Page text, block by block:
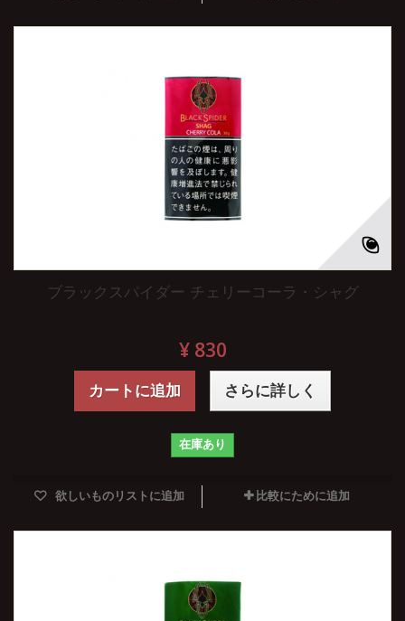
ブラックスパイダー チェリーコーラ・シャグ
¥ 830
カートに追加 さらに詳しく
在庫あり
欲しいものリストに追加 比較にために追加